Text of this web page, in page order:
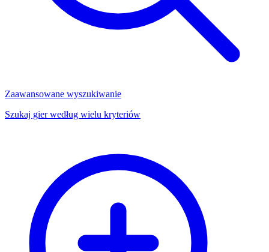
Zaawansowane wyszukiwanie
Szukaj gier według wielu kryteriów